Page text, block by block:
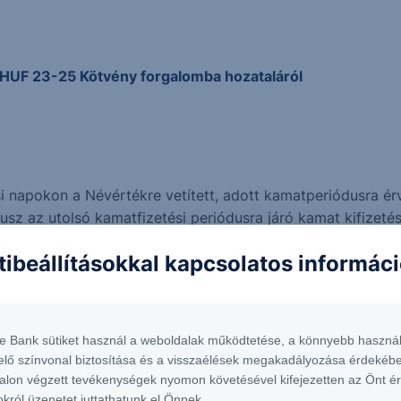
23-25 Kötvény forgalomba hozataláról
a Névértékre vetített, adott kamatperiódusra
az utolsó kamatfizetési periódusra járó kamat
felszámításra, melynek mértékét a hatályos Üzleti
határozza meg
hozamok (a hozamok csökkenése esetén a Kötvény
kapcsolatos
Bank sütiket használ a weboldalak működtetése, a könnyebb
színvonal biztosítása és a visszaélések megakadályozása
végzett tevékenységek nyomon követésével kifejezetten az Önt